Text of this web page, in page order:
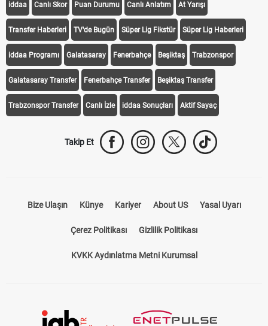
iddaa Canlı Skor Puan Durumu Canlı Anlatım At Yarışı
Transfer Haberleri TV'de Bugün Süper Lig Fikstür Süper Lig Haberleri
iddaa Programı Galatasaray Fenerbahçe Beşiktaş Trabzonspor
Galatasaray Transfer Fenerbahçe Transfer Beşiktaş Transfer
Trabzonspor Transfer Canlı İzle iddaa Sonuçları Aktif Sayaç
Takip Et
Bize Ulaşın Künye Kariyer About US Yasal Uyarı
Çerez Politikası Gizlilik Politikası
KVKK Aydınlatma Metni Kurumsal